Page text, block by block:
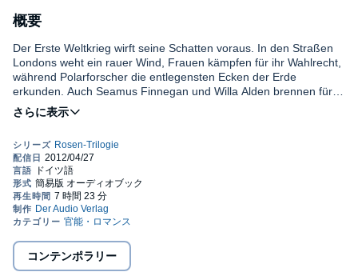
概要
Der Erste Weltkrieg wirft seine Schatten voraus. In den Straßen
Londons weht ein rauer Wind, Frauen kämpfen für ihr Wahlrecht,
während Polarforscher die entlegensten Ecken der Erde
erkunden. Auch Seamus Finnegan und Willa Alden brennen für
das Extreme. Gemeinsam erklimmen sie die unbezwingbaren
Gipfel der Welt - bis Willa bei einem tragischen Unfall am
lieben, entzweit sie der Unfall. Erst als Willa nach Jahren der
Zurückgezogenheit aus dem Himalaja nach London zurückkehrt,
kreuzen sich ihre Wege ein zweites Mal.©2012 Piper Verlag
(P)2012 Der Audio Verlag
コンテンポラリー